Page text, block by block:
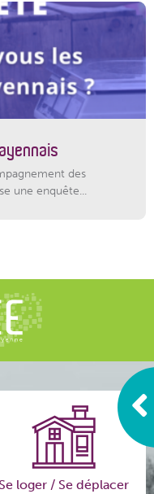
des
une enquête...
Se loger / Se déplacer